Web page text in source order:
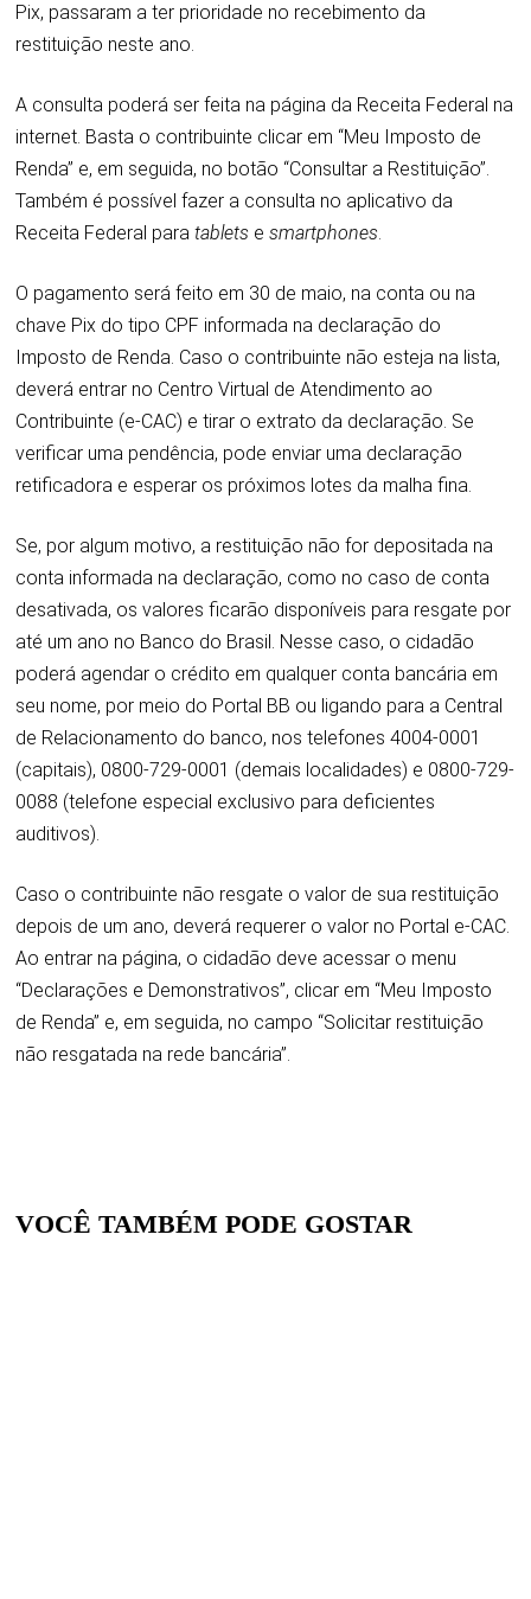
Pix, passaram a ter prioridade no recebimento da
restituição neste ano.
A consulta poderá ser feita na página da Receita Federal na
internet. Basta o contribuinte clicar em “Meu Imposto de
Renda” e, em seguida, no botão “Consultar a Restituição”.
Também é possível fazer a consulta no aplicativo da
Receita Federal para tablets e smartphones.
O pagamento será feito em 30 de maio, na conta ou na
chave Pix do tipo CPF informada na declaração do
Imposto de Renda. Caso o contribuinte não esteja na lista,
deverá entrar no Centro Virtual de Atendimento ao
Contribuinte (e-CAC) e tirar o extrato da declaração. Se
verificar uma pendência, pode enviar uma declaração
retificadora e esperar os próximos lotes da malha fina.
Se, por algum motivo, a restituição não for depositada na
conta informada na declaração, como no caso de conta
desativada, os valores ficarão disponíveis para resgate por
até um ano no Banco do Brasil. Nesse caso, o cidadão
poderá agendar o crédito em qualquer conta bancária em
seu nome, por meio do Portal BB ou ligando para a Central
de Relacionamento do banco, nos telefones 4004-0001
(capitais), 0800-729-0001 (demais localidades) e 0800-729-
0088 (telefone especial exclusivo para deficientes
auditivos).
Caso o contribuinte não resgate o valor de sua restituição
depois de um ano, deverá requerer o valor no Portal e-CAC.
Ao entrar na página, o cidadão deve acessar o menu
“Declarações e Demonstrativos”, clicar em “Meu Imposto
de Renda” e, em seguida, no campo “Solicitar restituição
não resgatada na rede bancária”.
VOCÊ TAMBÉM PODE GOSTAR